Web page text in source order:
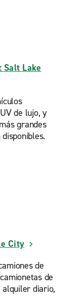
Salt Lake
de lujo, y
grandes
City
de
de
diario,